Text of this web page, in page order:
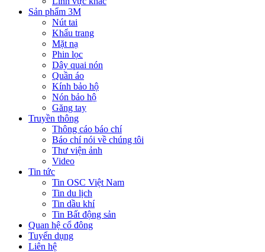
Sản phẩm 3M
Nút tai
Khẩu trang
Mặt nạ
Phin lọc
Dây quai nón
Quần áo
Kính bảo hộ
Nón bảo hộ
Găng tay
Truyền thông
Thông cáo báo chí
Báo chí nói về chúng tôi
Thư viện ảnh
Video
Tin tức
Tin OSC Việt Nam
Tin du lịch
Tin dầu khí
Tin Bất động sản
Quan hệ cổ đông
Tuyển dụng
Liên hệ